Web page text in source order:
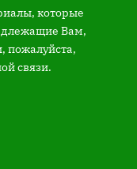
которые
Вам,
пожалуйста,
связи.